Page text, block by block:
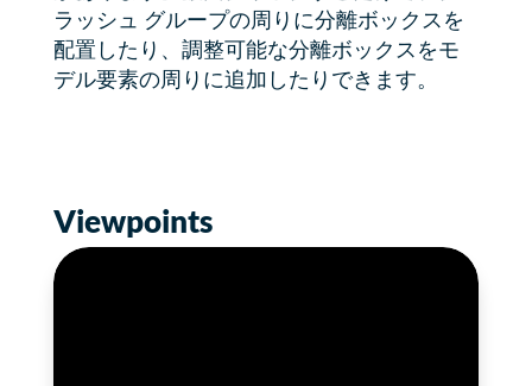
ラッシュ グループの周りに分離ボックスを
配置したり、調整可能な分離ボックスをモ
デル要素の周りに追加したりできます。
Viewpoints